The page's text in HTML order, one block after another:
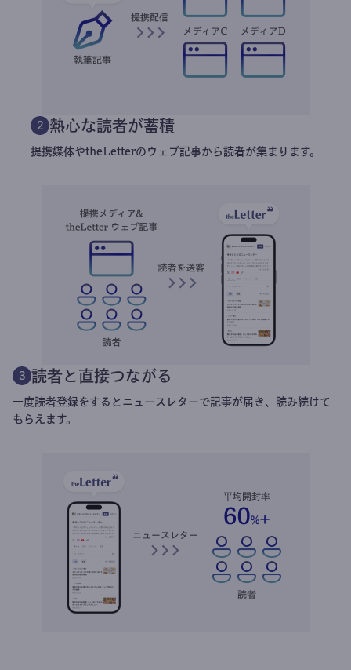
2 熱心な読者が蓄積
提携媒体やtheLetterのウェブ記事から読者が集まります。
3 読者と直接つながる
一度読者登録をするとニュースレターで記事が届き、読み続けて
もらえます。